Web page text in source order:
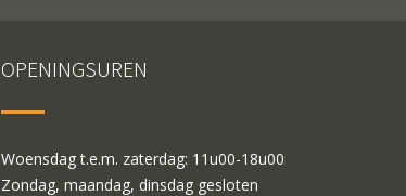
OPENINGSUREN
Woensdag t.e.m. zaterdag: 11u00-18u00
Zondag, maandag, dinsdag gesloten